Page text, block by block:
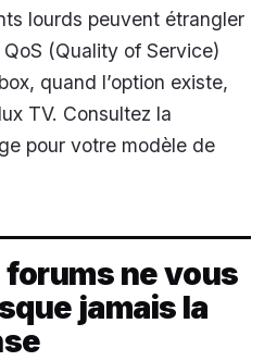
lourds peuvent étrangler
(Quality of Service)
quand l’option existe,
TV. Consultez la
pour votre modèle de
ne vous
jamais la